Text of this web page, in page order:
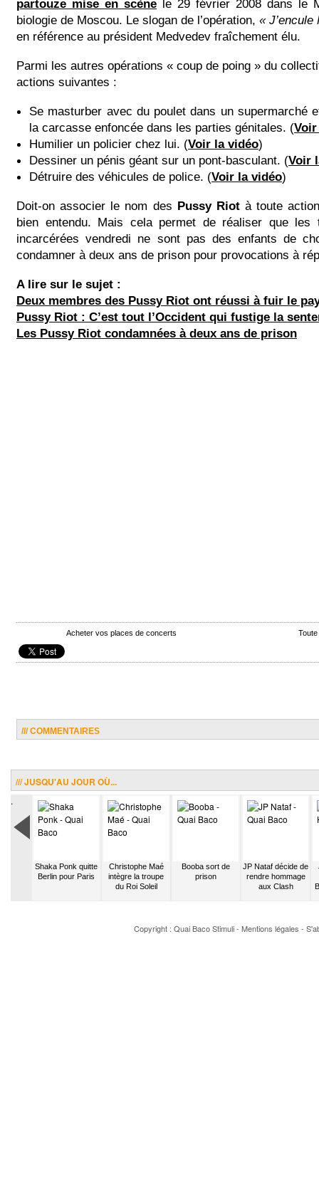
partouze mise en scène le 29 février 2008 dans le
biologie de Moscou. Le slogan de l’opération, «
en référence au président Medvedev fraîchement élu.
Parmi les autres opérations « coup de poing » du
actions suivantes :
Se masturber avec du poulet dans un supermarché
la carcasse enfoncée dans les parties génitales. (
Humilier un policier chez lui. (Voir la vidéo)
Dessiner un pénis géant sur un pont-basculant. (Voir
Détruire des véhicules de police. (Voir la vidéo)
Doit-on associer le nom des Pussy Riotà toute
bien entendu. Mais cela permet de réaliser que les
incarcérées vendredi ne sont pas des enfants de
condamner à deux ans de prison pour provocations à
A lire sur le sujet :
Deux membres des Pussy Riot ont réussi à fuir le
Pussy Riot : C’est tout l’Occident qui fustige la
Les Pussy Riot condamnées à deux ans de prison
Acheter vos places de concerts
/// COMMENTAIRES
/// JUSQU'AU JOUR OÙ...
.
Shaka Ponk quitte
Berlin pour Paris
Christophe Maé
intègre la troupe
du Roi Soleil
Booba sort de
prison
JP Nataf décide de
rendre hommage
aux Clash
Copyright : Quai BacoStimuli- Mentions légales -